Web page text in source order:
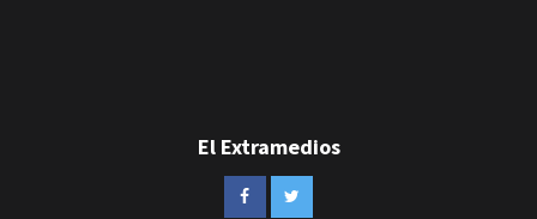
El Extramedios